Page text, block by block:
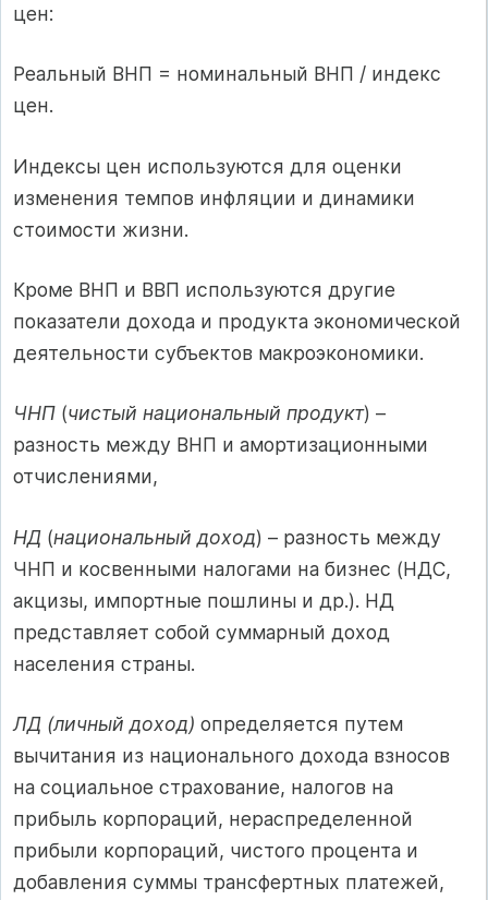
цен:
Реальный ВНП = номинальный ВНП / индекс
цен.
Индексы цен используются для оценки
изменения темпов инфляции и динамики
стоимости жизни.
Кроме ВНП и ВВП используются другие
показатели дохода и продукта экономической
деятельности субъектов макроэкономики.
ЧНП (чистый национальный продукт) –
разность между ВНП и амортизационными
отчислениями,
НД (национальный доход) – разность между
ЧНП и косвенными налогами на бизнес (НДС,
акцизы, импортные пошлины и др.). НД
представляет собой суммарный доход
населения страны.
ЛД (личный доход) определяется путем
вычитания из национального дохода взносов
на социальное страхование, налогов на
прибыль корпораций, нераспределенной
прибыли корпораций, чистого процента и
добавления суммы трансфертных платежей,